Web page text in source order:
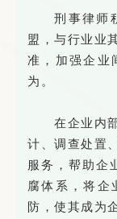
刑事律师
盟，与行业业
准，加强企业
为。
在企业内
计、调查处置
服务，帮助企
腐体系，将企
防，使其成为